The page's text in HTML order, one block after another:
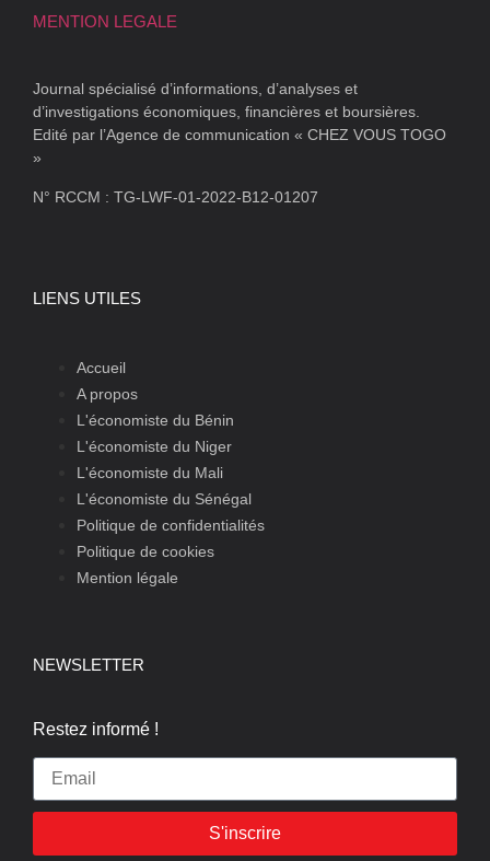
MENTION LEGALE
Journal spécialisé d’informations, d’analyses et
d’investigations économiques, financières et boursières.
Edité par l’Agence de communication « CHEZ VOUS TOGO
»
N° RCCM : TG-LWF-01-2022-B12-01207
LIENS UTILES
Accueil
A propos
L'économiste du Bénin
L'économiste du Niger
L'économiste du Mali
L'économiste du Sénégal
Politique de confidentialités
Politique de cookies
Mention légale
NEWSLETTER
Restez informé !
S'inscrire